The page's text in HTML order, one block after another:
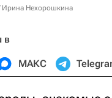
Нехорошкина
в
МАКС